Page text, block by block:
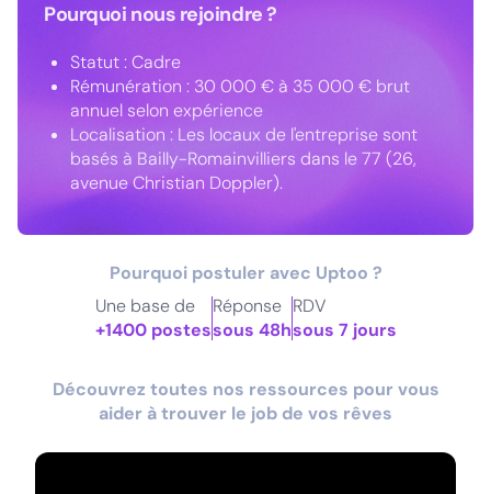
Pourquoi nous rejoindre ?
Statut : Cadre
Rémunération : 30 000 € à 35 000 € brut
annuel selon expérience
Localisation : Les locaux de l'entreprise sont
basés à Bailly-Romainvilliers dans le 77 (26,
avenue Christian Doppler).
Pourquoi postuler avec Uptoo ?
Une base de
+1400 postes
Réponse
sous 48h
RDV
sous 7 jours
Découvrez toutes nos ressources pour vous
aider à trouver le job de vos rêves